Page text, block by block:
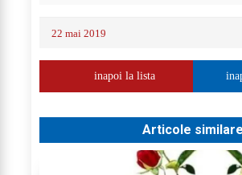
22 mai 2019
inapoi la lista
Articole similare